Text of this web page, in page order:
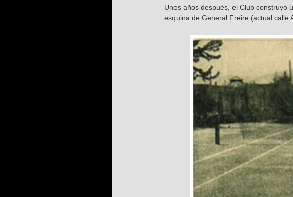
Unos años después, el Club construyó
esquina de General Freire (actual calle